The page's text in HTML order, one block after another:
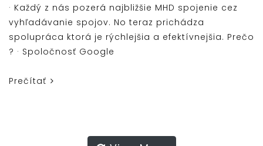
· Každý z nás pozerá najbližšie MHD spojenie cez
vyhľadávanie spojov. No teraz prichádza
spolupráca ktorá je rýchlejšia a efektívnejšia. Prečo
? · Spoločnosť Google
Prečítať